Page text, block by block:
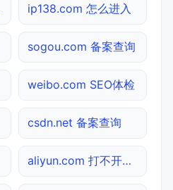
ip138.com 怎么进入
sogou.com 备案查询
weibo.com SEO体检
csdn.net 备案查询
aliyun.com 打不开检测